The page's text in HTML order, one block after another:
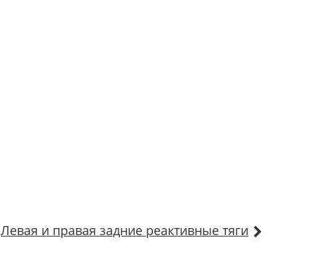
Левая и правая задние реактивные тяги